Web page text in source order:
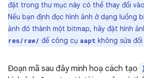
đặt trong thư mục này có thể thay đổi
Nếu bạn định đọc hình ảnh ở dạng luồng
ảnh đó thành một bitmap, hãy đặt hình
res/raw/ để công cụ aapt không sửa đổi
Đoạn mã sau đây minh hoạ cách tạo